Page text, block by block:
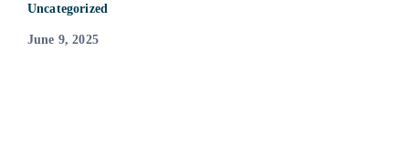
Uncategorized
June 9, 2025